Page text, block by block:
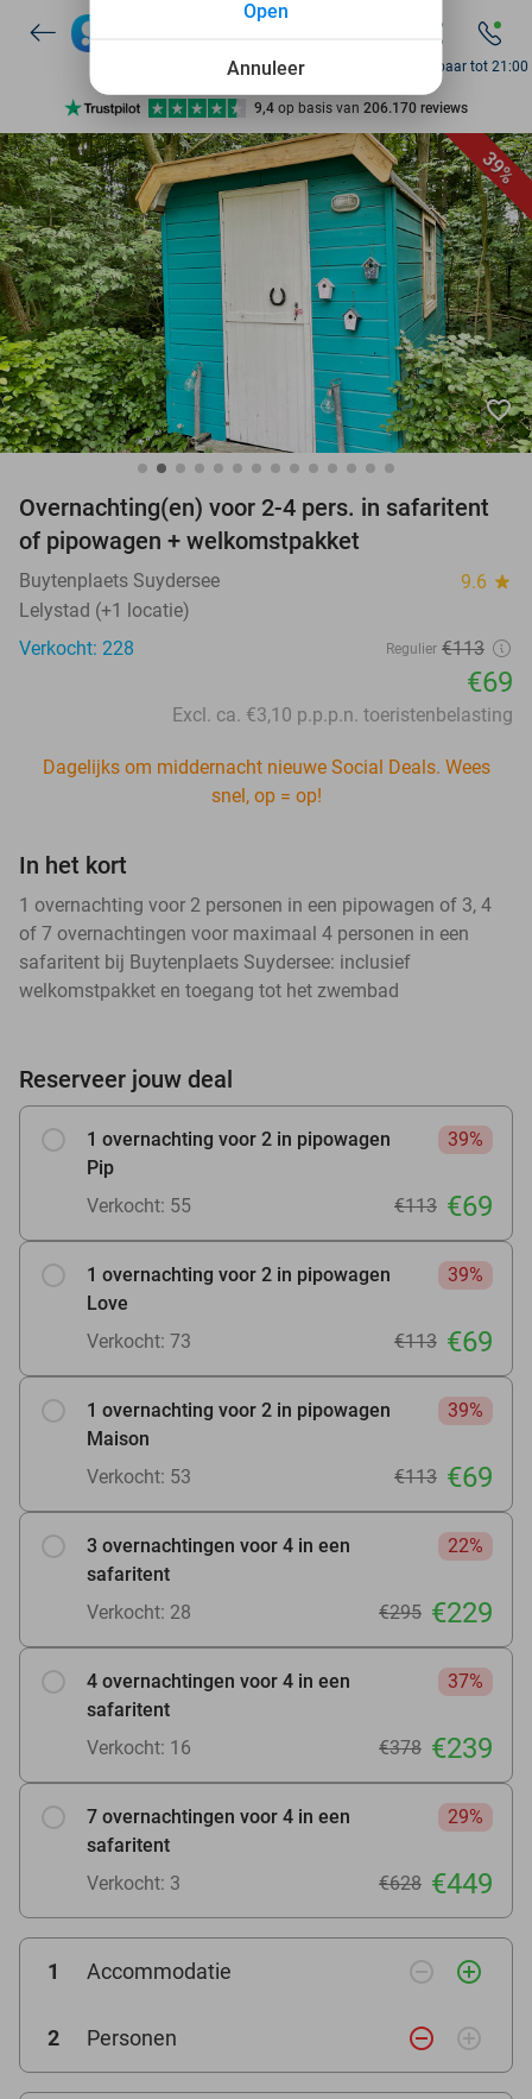
7 dagen per week beschikbaar
10+ miljoen leden
9,4 op basis van 206.170 reviews
Ontdek 15.000+ deals
7 dagen per week beschikbaar
10+ miljoen leden
Bereikbaar tot 21:00
39%
favorite_border
Overnachting(en) voor 2-4 pers. in safaritent
of pipowagen + welkomstpakket
Buytenplaets Suydersee 9.6 star
Lelystad (+1 locatie)
Verkocht: 228
Regulier €113
€69
Excl. ca. €3,10 p.p.p.n. toeristenbelasting
Dagelijks om middernacht nieuwe Social Deals. Wees
snel, op = op!
In het kort
1 overnachting voor 2 personen in een pipowagen of 3, 4
of 7 overnachtingen voor maximaal 4 personen in een
safaritent bij Buytenplaets Suydersee: inclusief
welkomstpakket en toegang tot het zwembad
Reserveer jouw deal
1 overnachting voor 2 in pipowagen
Pip
39%
Verkocht: 55 €113 €69
1 overnachting voor 2 in pipowagen
Love
39%
Verkocht: 73 €113 €69
1 overnachting voor 2 in pipowagen
Maison
39%
Verkocht: 53 €113 €69
3 overnachtingen voor 4 in een
safaritent
22%
Verkocht: 28 €295 €229
4 overnachtingen voor 4 in een
safaritent
37%
Verkocht: 16 €378 €239
7 overnachtingen voor 4 in een
safaritent
29%
Verkocht: 3 €628 €449
1 Accommodatie remove_circle_outline add_circle_outline
2 Personen remove_circle_outline add_circle_outline
Annuleer
Open